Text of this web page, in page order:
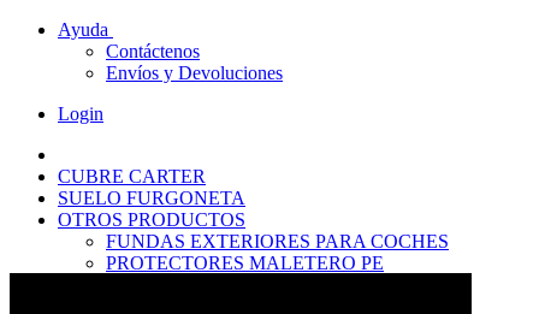
Ayuda
Contáctenos
Envíos y Devoluciones
Login
CUBRE CARTER
SUELO FURGONETA
OTROS PRODUCTOS
FUNDAS EXTERIORES PARA COCHES
PROTECTORES MALETERO PE